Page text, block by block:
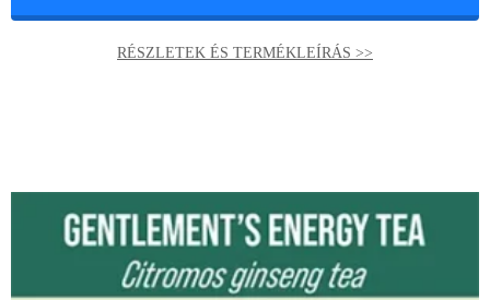
RÉSZLETEK ÉS TERMÉKLEÍRÁS >>
was:
39000 Ft.
is:
36000 Ft.